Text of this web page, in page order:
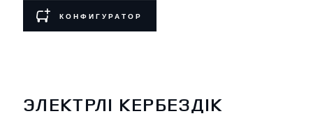
КОНФИГУРАТОР
ЭЛЕКТРЛІ КЕРБЕЗДІК